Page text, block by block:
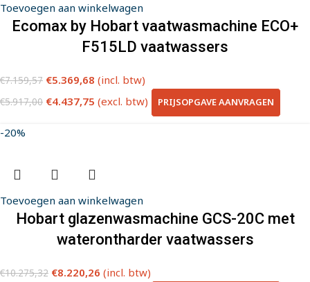
Toevoegen aan winkelwagen
Ecomax by Hobart vaatwasmachine ECO+
F515LD vaatwassers
€7.159,57 €5.369,68 (incl. btw)
€5.917,00 €4.437,75 (excl. btw) PRIJSOPGAVE AANVRAGEN
-20%
Toevoegen aan winkelwagen
Hobart glazenwasmachine GCS-20C met
waterontharder vaatwassers
€10.275,32 €8.220,26 (incl. btw)